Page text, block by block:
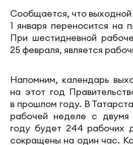
Сообщается, что выходной
1 января переносится на
При шестидневной
25 февраля, является
Напомним, календарь
на этот год
в прошлом году. В
рабочей неделе с
году будет 244 рабочих
сокращены на один час.